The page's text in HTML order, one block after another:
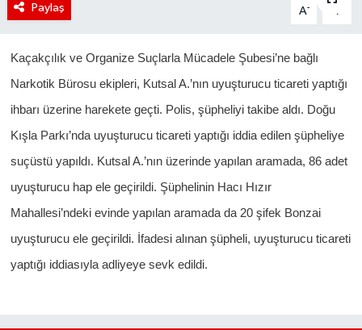
Paylaş A- A
Kaçakçılık ve Organize Suçlarla Mücadele Şubesi’ne bağlı
Narkotik Bürosu ekipleri, Kutsal A.’nın uyuşturucu ticareti yaptığı
ihbarı üzerine harekete geçti. Polis, şüpheliyi takibe aldı. Doğu
Kışla Parkı’nda uyuşturucu ticareti yaptığı iddia edilen şüpheliye
suçüstü yapıldı. Kutsal A.’nın üzerinde yapılan aramada, 86 adet
uyuşturucu hap ele geçirildi. Şüphelinin Hacı Hızır
Mahallesi’ndeki evinde yapılan aramada da 20 şifek Bonzai
uyuşturucu ele geçirildi. İfadesi alınan şüpheli, uyuşturucu ticareti
yaptığı iddiasıyla adliyeye sevk edildi.